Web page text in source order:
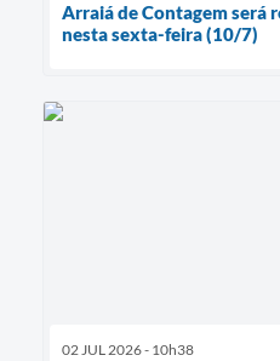
Arraiá de Contagem será
nesta sexta-feira (10/7)
02 JUL 2026 - 10h38